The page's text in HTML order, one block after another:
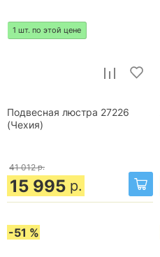
1 шт. по этой цене
Подвесная люстра 27226
(Чехия)
41 012 р.
15 995 р.
-51 %